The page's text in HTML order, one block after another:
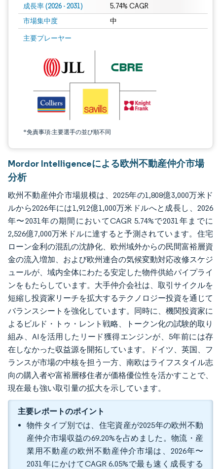
成長率 (2026 - 2031) 5.74% CAGR
市場集中度 中
主要プレーヤー
*免責事項:主要選手の並び順不同
画像 © Mordor Intelligence。再利用にはCC BY 4.0の表示が必要です。
Mordor Intelligenceによる欧州不動産仲介市場
分析
欧州不動産仲介市場規模は、2025年の1,808億3,000万米ド
ルから2026年には1,912億1,000万米ドルへと成長し、2026
年〜2031年の期間においてCAGR 5.74%で2031年までに
2,526億7,000万米ドルに達すると予測されています。住宅
ローン金利の混乱の沈静化、欧州域外からの民間富裕層資
金の流入増加、および欧州連合の気候変動対応改修スケジ
ュールが、域内全体にわたる安定した物件供給パイプライ
ンをもたらしています。大手仲介会社は、取引サイクルを
短縮し投資家リーチを拡大するテクノロジー投資を通じて
バランスシートを強化しています。同時に、機関投資家に
よるビルド・トゥ・レント戦略、トークン化の試験的取り
組み、AIを活用したリード獲得エンジンが、5年前には存
在しなかった収益源を開拓しています。ドイツ、英国、フ
ランスが市場の中核を担う一方、南欧はライフスタイル志
向の購入者や富裕層移住者が価格優位性を活かすことで、
現在最も強い取引量の拡大を示しています。
主要レポートのポイント
物件タイプ別では、住宅資産が2025年の欧州不動
産仲介市場収益の69.20%を占めました。物流・産
業用不動産の欧州不動産仲介市場は、2026年〜
2031年にかけてCAGR 6.05%で最も速く成長する